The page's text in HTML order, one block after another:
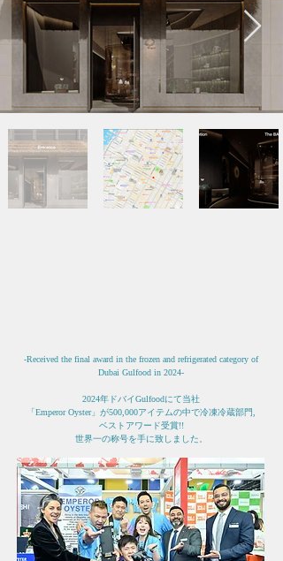
-Received the final award in the frozen and refrigerated category of
Dubai Gulfood in 2024-
2024年ドバイGulfoodにて当社
「Emperor Oyster」が500,000アイテムの中で冷凍冷蔵部門,
ベストアワード受賞!!
​世界一の称号を手に致しました